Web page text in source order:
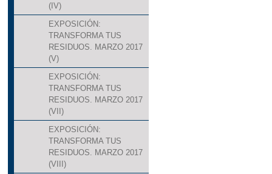
(IV)
EXPOSICIÓN:
TRANSFORMA TUS
RESIDUOS. MARZO 2017
(V)
EXPOSICIÓN:
TRANSFORMA TUS
RESIDUOS. MARZO 2017
(VII)
EXPOSICIÓN:
TRANSFORMA TUS
RESIDUOS. MARZO 2017
(VIII)